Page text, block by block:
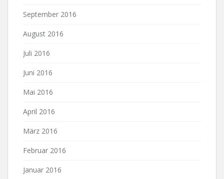
September 2016
August 2016
Juli 2016
Juni 2016
Mai 2016
April 2016
März 2016
Februar 2016
Januar 2016